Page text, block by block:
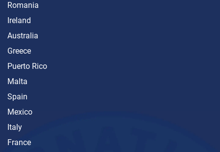
Romania
Ireland
Australia
Greece
Puerto Rico
Malta
Spain
Mexico
Italy
France